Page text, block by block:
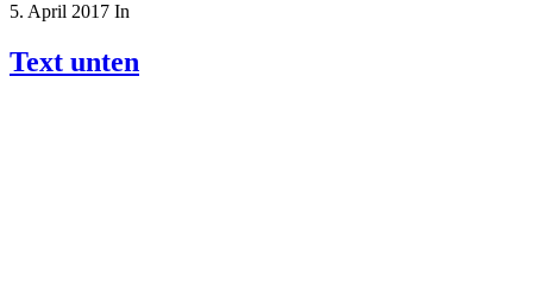
5. April 2017 In
Text unten